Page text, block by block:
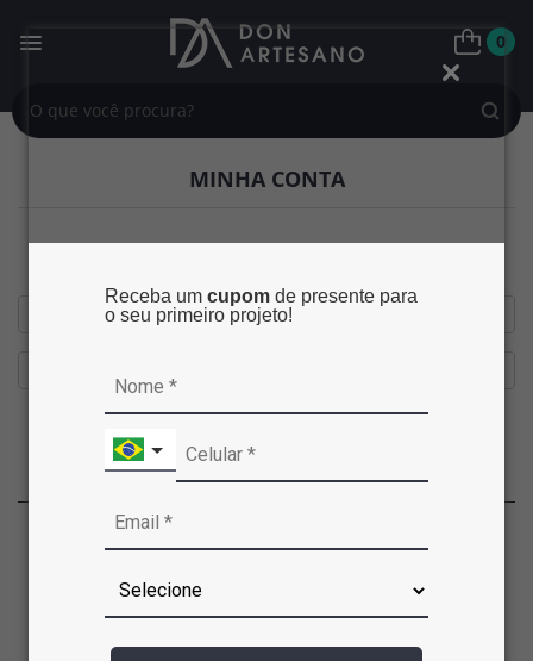
Receba um cupom de presente para
o seu primeiro projeto!
0
MINHA CONTA
Esqueceu sua senha?
Entrar
Não tenho cadastro